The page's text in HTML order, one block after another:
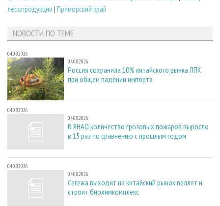
лесопродукции | Приморский край
НОВОСТИ ПО ТЕМЕ
04.08.2026
04.08.2026
Россия сохранила 10% китайского рынка ЛПК
при общем падении импорта
04.08.2026
04.08.2026
В ЯНАО количество грозовых пожаров выросло
в 15 раз по сравнению с прошлым годом
04.08.2026
04.08.2026
Сегежа выходит на китайский рынок пеллет и
строит биохимкомплекс